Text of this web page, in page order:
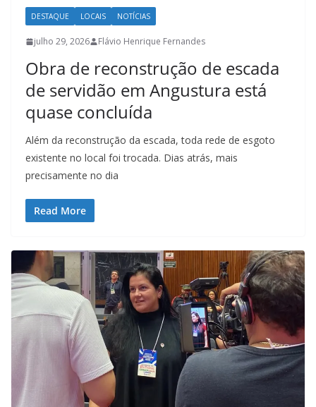
DESTAQUE LOCAIS NOTÍCIAS
julho 29, 2026 Flávio Henrique Fernandes
Obra de reconstrução de escada
de servidão em Angustura está
quase concluída
Além da reconstrução da escada, toda rede de esgoto
existente no local foi trocada. Dias atrás, mais
precisamente no dia
Read More